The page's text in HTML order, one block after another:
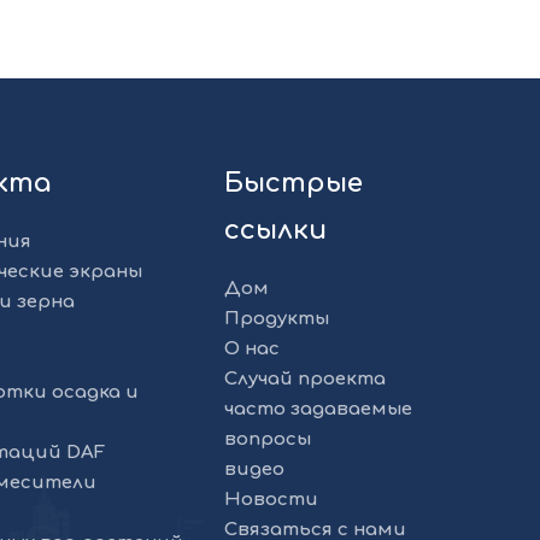
экраны
зерна
осадка и
DAF
Быстрые
ссылки
Дом
Продукты
О нас
Случай проекта
часто задаваемые
вопросы
видео
Новости
Связаться с нами